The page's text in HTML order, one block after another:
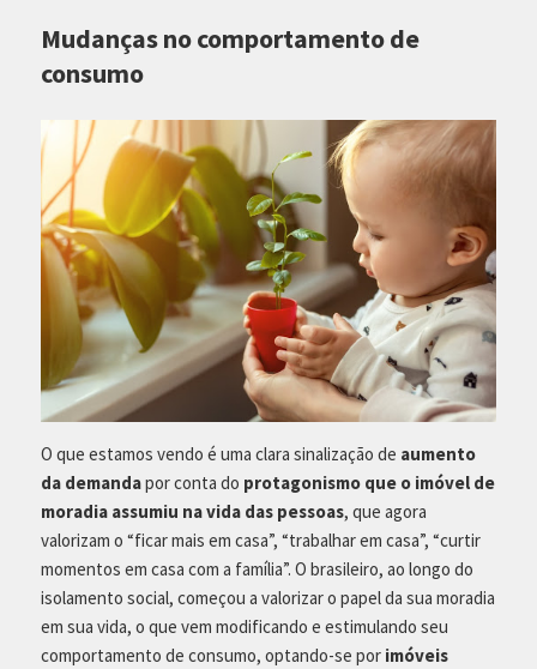
Mudanças no comportamento de
consumo
O que estamos vendo é uma clara sinalização de aumento
da demandapor conta do protagonismo que o imóvel de
moradia assumiu na vida das pessoas, que agora
valorizam o “ficar mais em casa”, “trabalhar em casa”, “curtir
momentos em casa com a família”. O brasileiro, ao longo do
isolamento social, começou a valorizar o papel da sua moradia
em sua vida, o que vem modificando e estimulando seu
comportamento de consumo, optando-se por imóveis